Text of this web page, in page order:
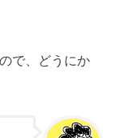
で、どうにか